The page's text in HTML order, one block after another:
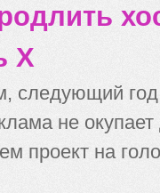
X
следующий
не
проект на